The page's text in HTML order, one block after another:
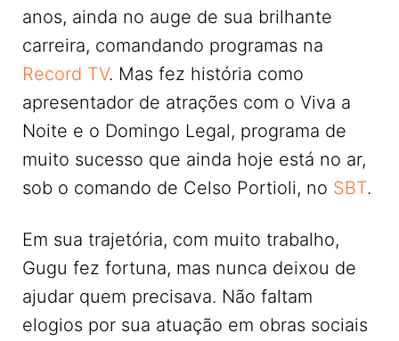
anos, ainda no auge de sua brilhante
carreira, comandando programas na
Record TV. Mas fez história como
apresentador de atrações com o Viva a
Noite e o Domingo Legal, programa de
muito sucesso que ainda hoje está no ar,
sob o comando de Celso Portioli, no SBT.
Em sua trajetória, com muito trabalho,
Gugu fez fortuna, mas nunca deixou de
ajudar quem precisava. Não faltam
elogios por sua atuação em obras sociais